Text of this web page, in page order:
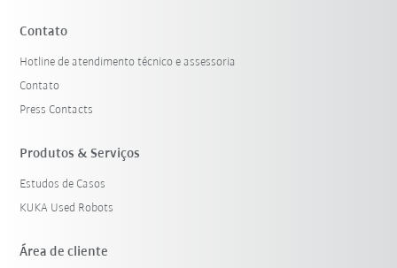
Contato
Hotline de atendimento técnico e assessoria
Contato
Press Contacts
Produtos & Serviços
Estudos de Casos
KUKA Used Robots
Área de cliente